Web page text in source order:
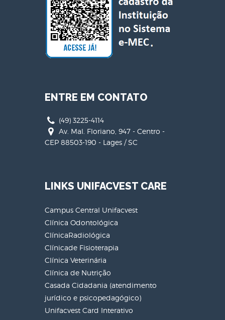
ENTRE EM CONTATO
(49) 3225-4114
Av. Mal. Floriano, 947 - Centro -
CEP 88503-190 - Lages / SC
LINKS UNIFACVEST CARE
Campus Central Unifacvest
Clínica Odontológica
ClínicaRadiológica
Clínicade Fisioterapia
Clínica Veterinária
Clínica de Nutrição
Casada Cidadania (atendimento
jurídico e psicopedagógico)
Unifacvest Card Interativo